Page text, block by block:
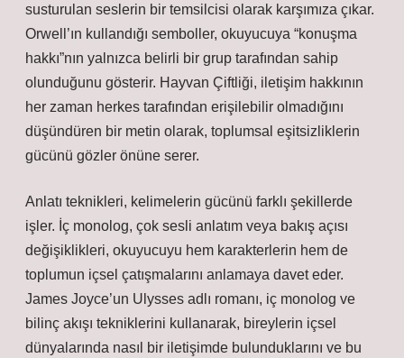
susturulan seslerin bir temsilcisi olarak karşımıza çıkar.
Orwell’ın kullandığı semboller, okuyucuya “konuşma
hakkı”nın yalnızca belirli bir grup tarafından sahip
olunduğunu gösterir. Hayvan Çiftliği, iletişim hakkının
her zaman herkes tarafından erişilebilir olmadığını
düşündüren bir metin olarak, toplumsal eşitsizliklerin
gücünü gözler önüne serer.
Anlatı teknikleri, kelimelerin gücünü farklı şekillerde
işler. İç monolog, çok sesli anlatım veya bakış açısı
değişiklikleri, okuyucuyu hem karakterlerin hem de
toplumun içsel çatışmalarını anlamaya davet eder.
James Joyce’un Ulysses adlı romanı, iç monolog ve
bilinç akışı tekniklerini kullanarak, bireylerin içsel
dünyalarında nasıl bir iletişimde bulunduklarını ve bu